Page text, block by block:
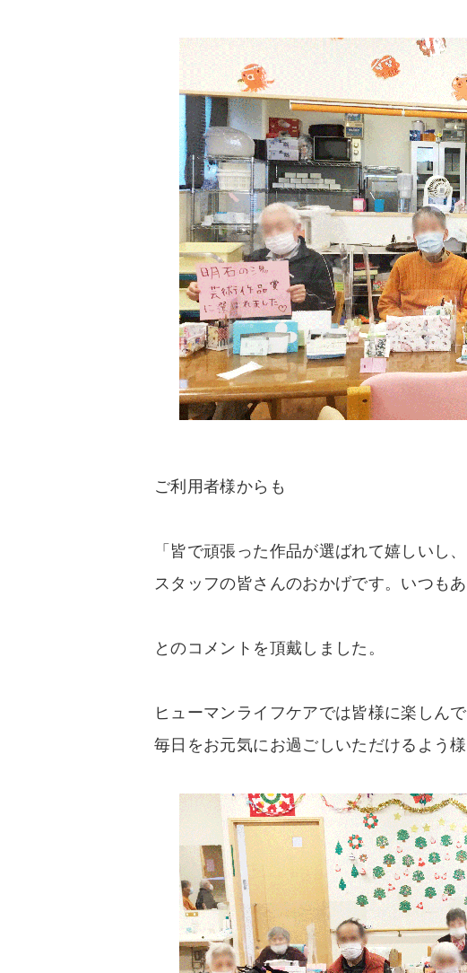
ご利用者様からも
「皆で頑張った作品が選ばれて嬉しいし
スタッフの皆さんのおかげです。いつも
とのコメントを頂戴しました。
ヒューマンライフケアでは皆様に楽しん
毎日をお元気にお過ごしいただけるよう